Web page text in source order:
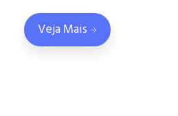
Veja Mais